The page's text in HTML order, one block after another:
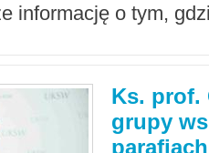
informację o tym,
Ks. prof.
grupy
parafiach